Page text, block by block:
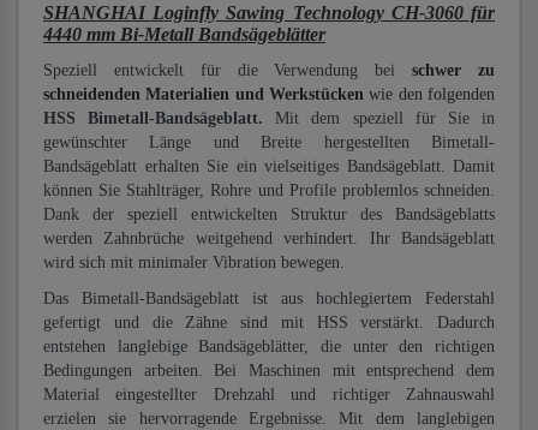
SHANGHAI Loginfly Sawing Technology CH-3060 für
4440 mm Bi-Metall Bandsägeblätter
Speziell entwickelt für die Verwendung beischwer zu
schneidenden Materialien und Werkstücken wie den folgenden
HSS Bimetall-Bandsägeblatt. Mit dem speziell für Sie in
gewünschter Länge und Breite hergestellten Bimetall-
Bandsägeblatt erhalten Sie ein vielseitiges Bandsägeblatt. Damit
können Sie Stahlträger, Rohre und Profile problemlos schneiden.
Dank der speziell entwickelten Struktur des Bandsägeblatts
werden Zahnbrüche weitgehend verhindert. Ihr Bandsägeblatt
wird sich mit minimaler Vibration bewegen.
Das Bimetall-Bandsägeblatt ist aus hochlegiertem Federstahl
gefertigt und die Zähne sind mit HSS verstärkt. Dadurch
entstehen langlebige Bandsägeblätter, die unter den richtigen
Bedingungen arbeiten. Bei Maschinen mit entsprechend dem
Material eingestellter Drehzahl und richtiger Zahnauswahl
erzielen sie hervorragende Ergebnisse. Mit dem langlebigen